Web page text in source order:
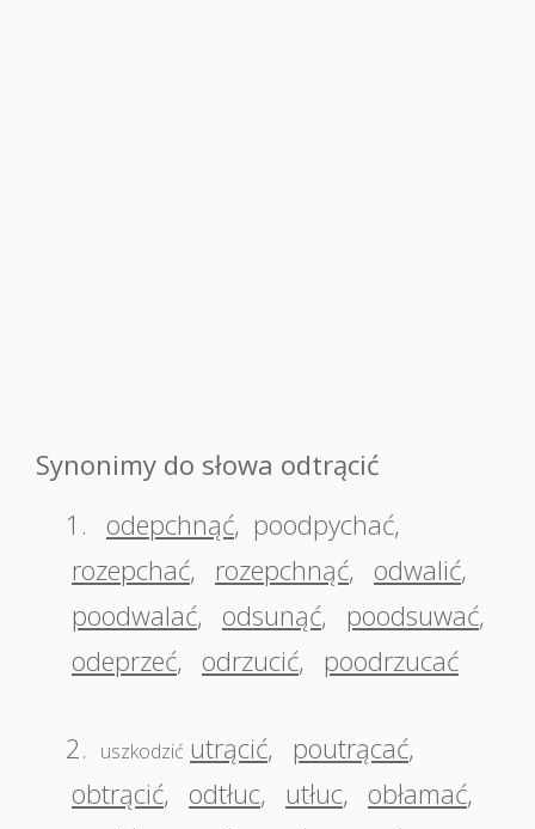
Synonimy do słowa odtrącić
1.
odepchnąć, poodpychać,
rozepchać, rozepchnąć, odwalić,
poodwalać, odsunąć, poodsuwać,
odeprzeć, odrzucić, poodrzucać
2. uszkodzić utrącić, poutrącać,
obtrącić, odtłuc, utłuc, obłamać,